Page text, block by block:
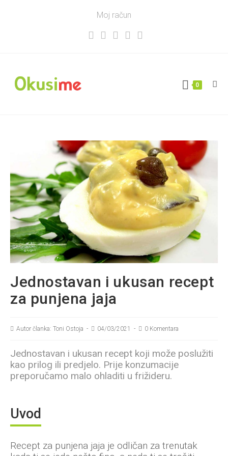
Moj račun
0
Jednostavan i ukusan recept
za punjena jaja
Autor članka: Toni Ostoja 04/03/2021 0 Komentara
Jednostavan i ukusan recept koji može poslužiti
kao prilog ili predjelo. Prije konzumacije
preporučamo malo ohladiti u frižideru.
Uvod
Recept za punjena jaja je odličan za trenutak